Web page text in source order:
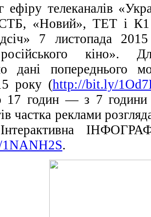
ефіру телеканалів
«Новий», ТЕТ і К1
7 листопада
кіно».
дані попереднього
року (http://bit.ly/
17 годин — з 7 години
частка реклами
Інтерактивна
.